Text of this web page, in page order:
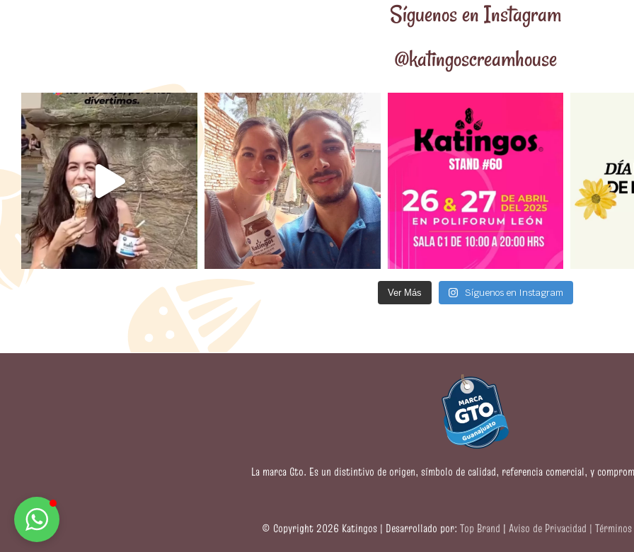
Síguenos en Instagram
@katingoscreamhouse
Ver Más Síguenos en Instagram
La marca Gto. Es un distintivo de origen, símbolo de calidad, referencia comercial, y
© Copyright2026 Katingos | Desarrollado por: Top Brand | Aviso de Privacidad |